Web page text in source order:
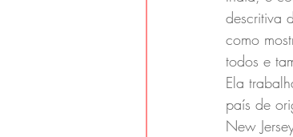
descritiva
como
todos e
Ela
país de
New